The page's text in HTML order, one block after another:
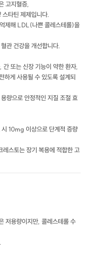
고지혈증,
타틴 제제입니다.
제해 LDL(나쁜 콜레스테롤)을
관 건강을 개선합니다.
또는 신장 기능이 약한 환자,
하게 사용될 수 있도록 설계되
량으로 안정적인 지질 조절 효
10mg 이상으로 단계적 증량
스토는 장기 복용에 적합한 고
저용량이지만, 콜레스테롤 수